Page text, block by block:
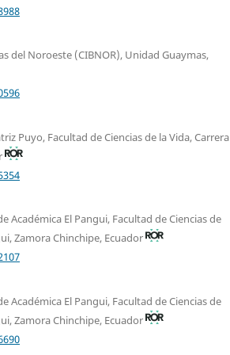
del Noroeste (CIBNOR), Unidad Guaymas,
Puyo, Facultad de Ciencias de la Vida, Carrera
Académica El Pangui, Facultad de Ciencias de
Zamora Chinchipe, Ecuador
Académica El Pangui, Facultad de Ciencias de
Zamora Chinchipe, Ecuador